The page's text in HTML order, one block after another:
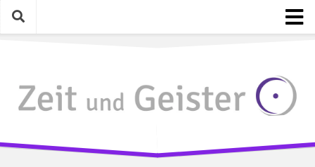
Skip
Kategorien
Geschichte mit Gegenwart
Gelesen, Gesehen, Gehört